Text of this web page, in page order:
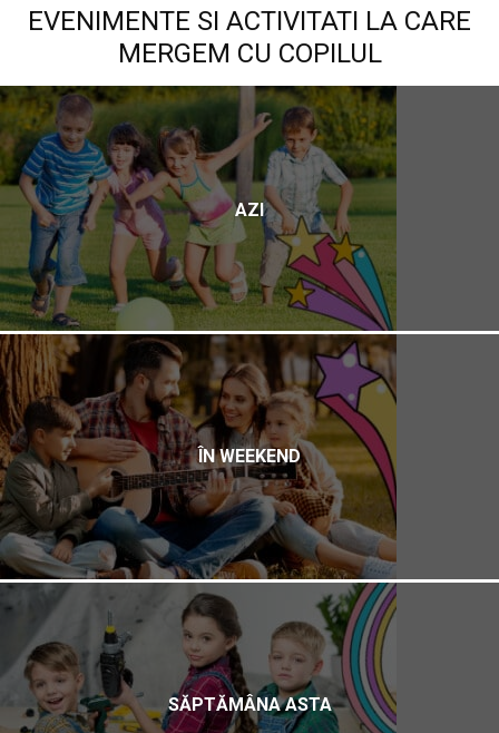
EVENIMENTE SI ACTIVITATI LA CARE
MERGEM CU COPILUL
AZI
ÎN WEEKEND
SĂPTĂMÂNA ASTA